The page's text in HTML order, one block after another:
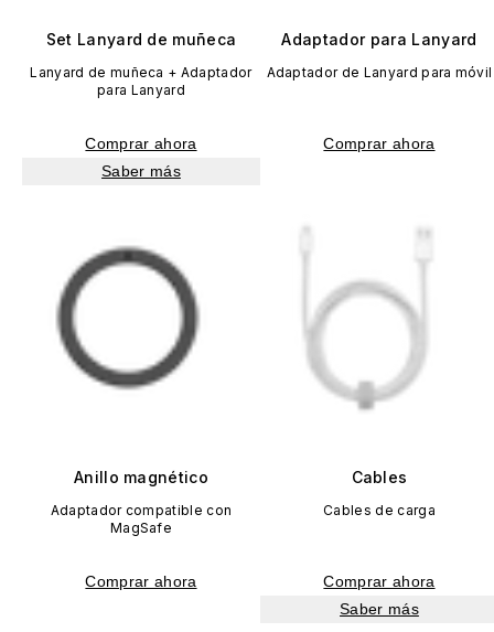
Set Lanyard de muñeca
Lanyard de muñeca + Adaptador
para Lanyard
Comprar ahora
Saber más
Adaptador para Lanyard
Adaptador de Lanyard para móvil
Comprar ahora
Anillo magnético
Adaptador compatible con
MagSafe
Comprar ahora
Cables
Cables de carga
Comprar ahora
Saber más